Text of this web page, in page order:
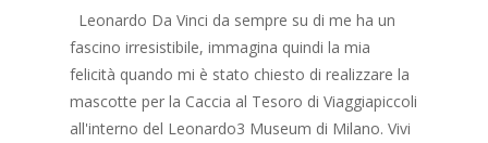
Leonardo Da Vinci da sempre su di me ha un
fascino irresistibile, immagina quindi la mia
felicità quando mi è stato chiesto di realizzare la
mascotte per la Caccia al Tesoro di Viaggiapiccoli
all'interno del Leonardo3 Museum di Milano. Vivi